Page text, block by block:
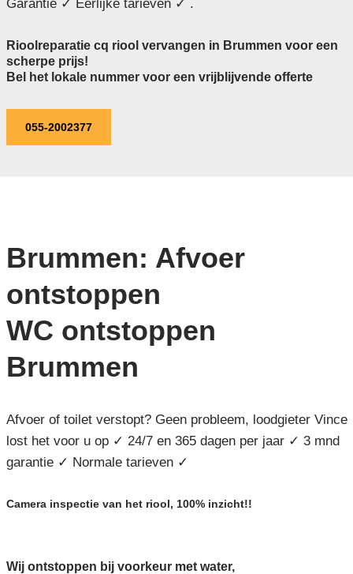
Garantie ✓ Eerlijke tarieven ✓ .
Rioolreparatie cq riool vervangen in Brummen voor een
scherpe prijs!
Bel het lokale nummer voor een vrijblijvende offerte
055-2002377
Brummen: Afvoer
ontstoppen
WC ontstoppen
Brummen
Afvoer of toilet verstopt? Geen probleem, loodgieter Vince
lost het voor u op ✓ 24/7 en 365 dagen per jaar ✓ 3 mnd
garantie ✓ Normale tarieven ✓
Camera inspectie van het riool, 100% inzicht!!
Wij ontstoppen bij voorkeur met water,